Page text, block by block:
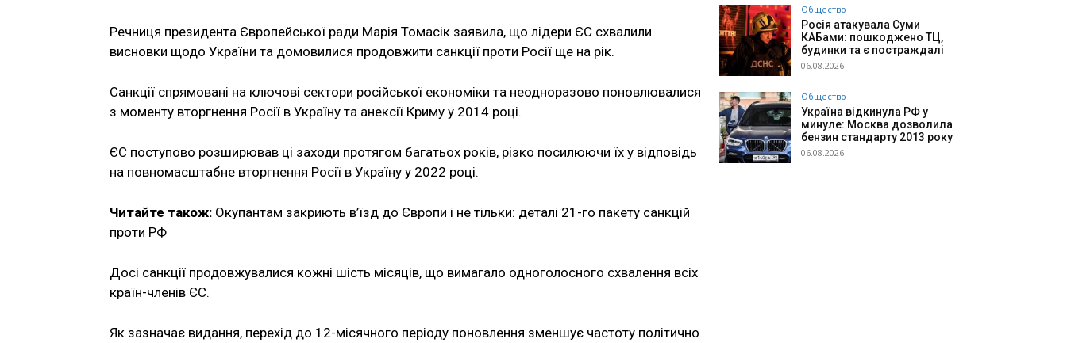
Речниця президента Європейської ради Марія Томасік заявила, що лідери ЄС схвалили
висновки щодо України та домовилися продовжити санкції проти Росії ще на рік.
Санкції спрямовані на ключові сектори російської економіки та неодноразово поновлювалися
з моменту вторгнення Росії в Україну та анексії Криму у 2014 році.
ЄС поступово розширював ці заходи протягом багатьох років, різко посилюючи їх у відповідь
на повномасштабне вторгнення Росії в Україну у 2022 році.
Читайте також: Окупантам закриють в’їзд до Європи і не тільки: деталі 21-го пакету санкцій
проти РФ
Досі санкції продовжувалися кожні шість місяців, що вимагало одноголосного схвалення всіх
країн-членів ЄС.
Як зазначає видання, перехід до 12-місячного періоду поновлення зменшує частоту політично
Общество
Росія атакувала Суми
КАБами: пошкоджено ТЦ,
будинки та є постраждалі
06.08.2026
Общество
Україна відкинула РФ у
минуле: Москва дозволила
бензин стандарту 2013 року
06.08.2026